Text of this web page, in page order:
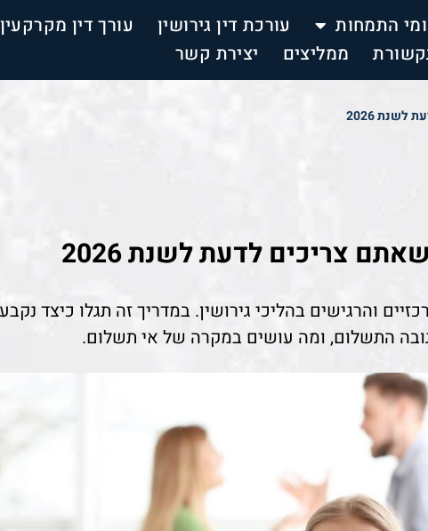
התמחות עורכת דין גירושין עורך דין מקרקעין
ממליצים יצירת קשר
2026
צריכים לדעת לשנת 2026
והרגישים בהליכי גירושין. במדריך זה תגלו כיצד
התשלום, ומה עושים במקרה של אי תשלום.